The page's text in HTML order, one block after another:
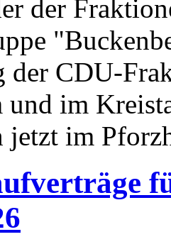
der
CDU-
im
jetzt im